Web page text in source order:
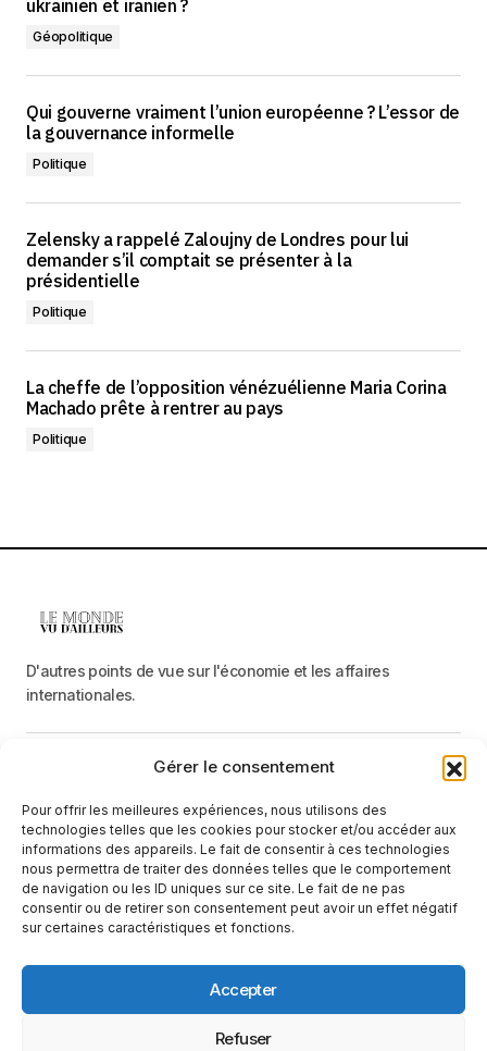
Gérer le consentement
Pour offrir les meilleures expériences, nous utilisons des
technologies telles que les cookies pour stocker et/ou accéder aux
informations des appareils. Le fait de consentir à ces technologies
nous permettra de traiter des données telles que le comportement
de navigation ou les ID uniques sur ce site. Le fait de ne pas
consentir ou de retirer son consentement peut avoir un effet négatif
sur certaines caractéristiques et fonctions.
Accepter
Refuser
ukrainien et iranien ?
Géopolitique
Qui gouverne vraiment l’union européenne ? L’essor de
la gouvernance informelle
Politique
Zelensky a rappelé Zaloujny de Londres pour lui
demander s’il comptait se présenter à la
présidentielle
Politique
La cheffe de l’opposition vénézuélienne Maria Corina
Machado prête à rentrer au pays
Politique
D'autres points de vue sur l'économie et les affaires
internationales.
Catégories
Recevez une information neutre et factuelle
E-mail
En cliquant sur le bouton « S'abonner », vous confirmez que vous
avez lu et que vous acceptez notrepolitique de confidentialité
conditions d'utilisation.